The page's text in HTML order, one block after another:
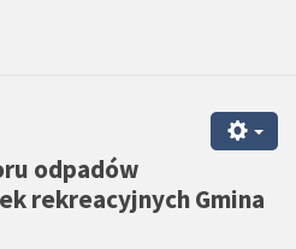
odpadów
rekreacyjnych Gmina